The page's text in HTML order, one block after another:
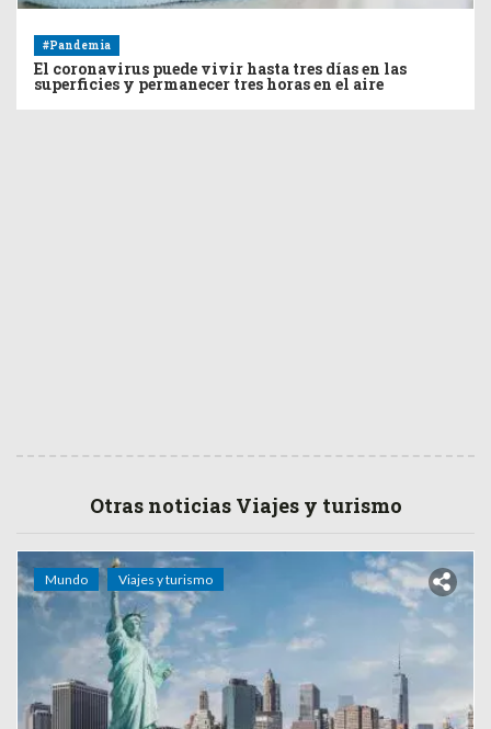
#Pandemia
El coronavirus puede vivir hasta tres días en las
superficies y permanecer tres horas en el aire
Otras noticias Viajes y turismo
Mundo Viajes y turismo